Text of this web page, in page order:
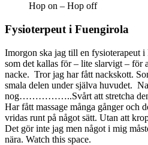
Hop on – Hop off
Fysioterpeut i Fuengirola
Imorgon ska jag till en fysioterapeut
som det kallas för – lite slarvigt – för
nacke. Tror jag har fått nackskott.
smala delen under själva huvudet.
nog……………..Svårt att stretcha den
Har fått massage många gånger och
vridas runt på något sätt. Utan att
Det gör inte jag men något i mig
nära. Watch this space.